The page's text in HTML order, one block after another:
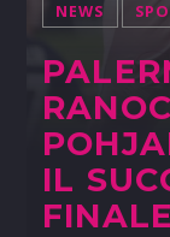
NEWS
IL